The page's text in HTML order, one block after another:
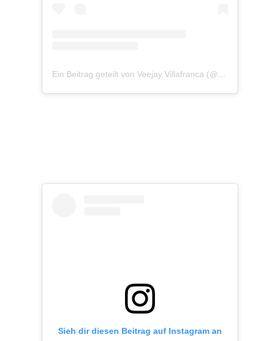
Ein Beitrag geteilt von Veejay Villafranca (@vjvillafranca)
Sieh dir diesen Beitrag auf Instagram an